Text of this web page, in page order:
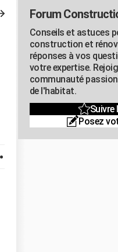
Forum
Conseils et astuces
construction et
réponses à vos
votre expertise.
communauté
de l'habitat.
Suivre
Posez